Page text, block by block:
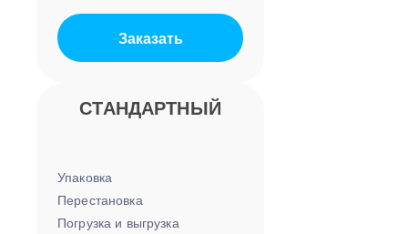
Заказать
СТАНДАРТНЫЙ
Упаковка
Перестановка
Погрузка и выгрузка